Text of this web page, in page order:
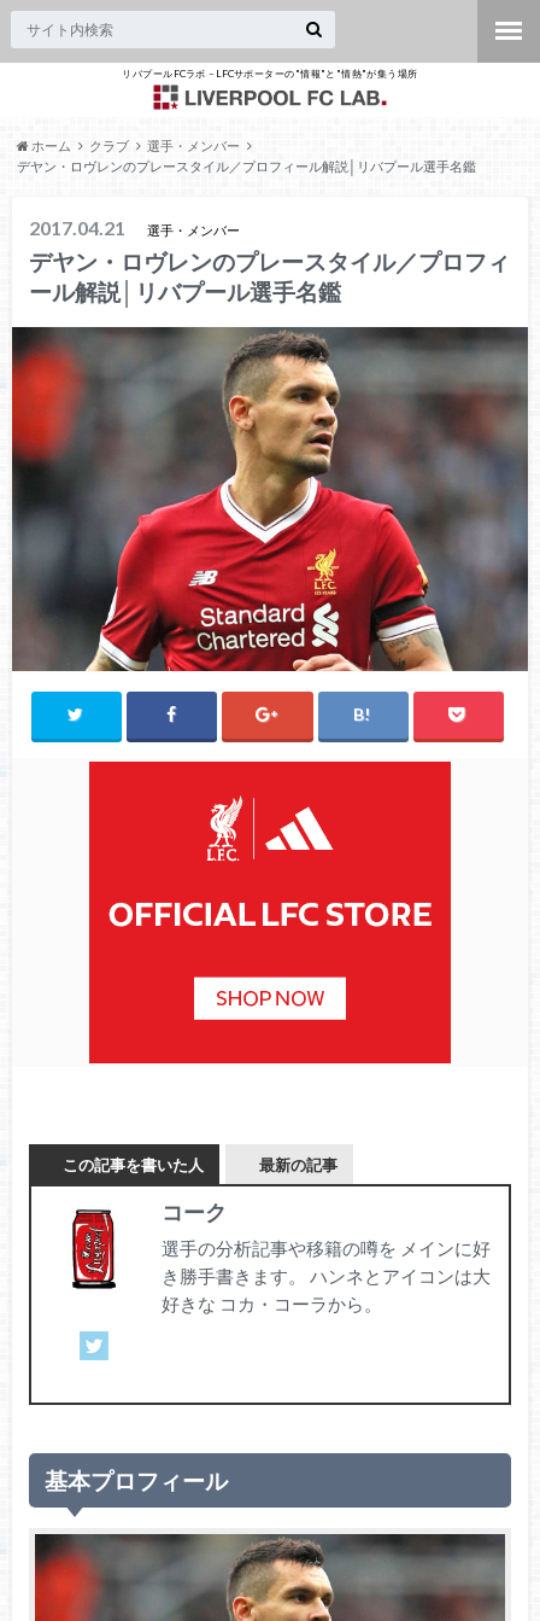
リバプールFCラボ – LFCサポーターの"情報"と"情熱"が集う場所
ホーム クラブ
選手・メンバー
デヤン・ロヴレンのプレースタイル／プロフィール解説│リバプール選手名鑑
2017.04.21 選手・メンバー
デヤン・ロヴレンのプレースタイル／プロフィ
ール解説│リバプール選手名鑑
この記事を書いた人 最新の記事
コーク
選手の分析記事や移籍の噂を メインに好
き勝手書きます。 ハンネとアイコンは大
好きな コカ・コーラから。
基本プロフィール